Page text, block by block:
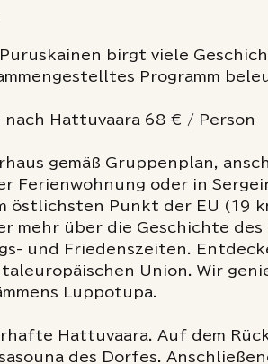
birgt viele
Programm
nach Hattuvaara 68 € / Person
gemäß Gruppenplan,
Ferienwohnung oder in
östlichsten Punkt der EU (19
mehr über die Geschichte
und Friedenszeiten.
Union. Wir
Luppotupa.
Hattuvaara. Auf dem
des Dorfes.